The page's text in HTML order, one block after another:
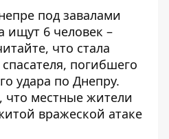
под завалами
ищут 6 человек –
что стала
погибшего
удара по Днепру.
что местные жители
вражеской атаке